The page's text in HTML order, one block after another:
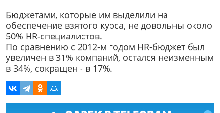
Бюджетами, которые им выделили на
обеспечение взятого курса, не довольны около
50% HR-специалистов.
По сравнению с 2012-м годом HR-бюджет был
увеличен в 31% компаний, остался неизменным
в 34%, сокращен - в 17%.